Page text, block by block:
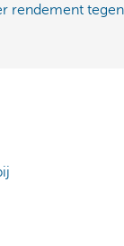
rendement